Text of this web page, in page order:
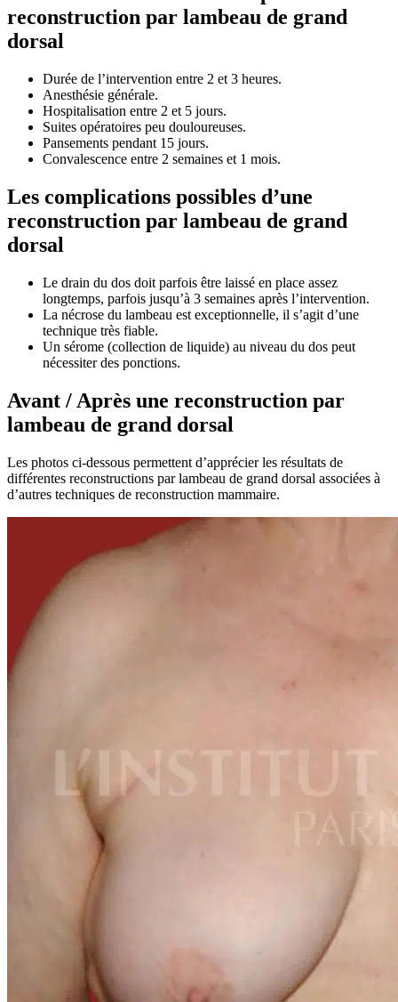
reconstruction par lambeau de grand
dorsal
Durée de l’intervention entre 2 et 3 heures.
Anesthésie générale.
Hospitalisation entre 2 et 5 jours.
Suites opératoires peu douloureuses.
Pansements pendant 15 jours.
Convalescence entre 2 semaines et 1 mois.
Les complications possibles d’une
reconstruction par lambeau de grand
dorsal
Le drain du dos doit parfois être laissé en place assez
longtemps, parfois jusqu’à 3 semaines après l’intervention.
La nécrose du lambeau est exceptionnelle, il s’agit d’une
technique très fiable.
Un sérome (collection de liquide) au niveau du dos peut
nécessiter des ponctions.
Avant / Après une reconstruction par
lambeau de grand dorsal
Les photos ci-dessous permettent d’apprécier les résultats de
différentes reconstructions par lambeau de grand dorsal associées à
d’autres techniques de reconstruction mammaire.